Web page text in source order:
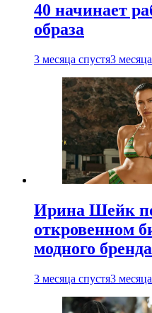
40 начинает
образа
3 месяца спустя3
Ирина Шейк
откровенном
модного бренда
3 месяца спустя3